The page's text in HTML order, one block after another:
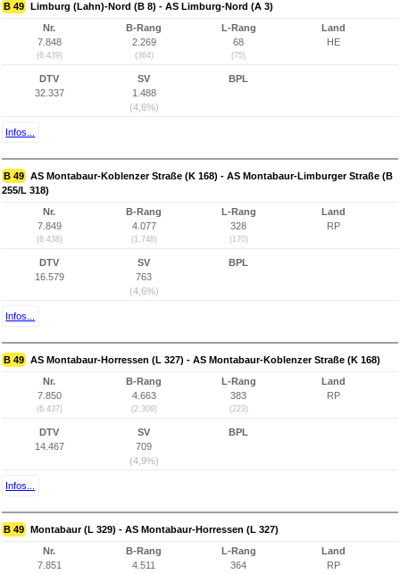
B 49 Limburg (Lahn)-Nord (B 8) - AS Limburg-Nord (A 3)
Nr.
7.848
(6.439)
B-Rang
2.269
(364)
L-Rang
68
(75)
Land
HE
DTV
32.337
SV
1.488
(4,6%)
BPL
Infos...
B 49 AS Montabaur-Koblenzer Straße (K 168) - AS Montabaur-Limburger Straße (B
255/L 318)
Nr.
7.849
(6.438)
B-Rang
4.077
(1.748)
L-Rang
328
(170)
Land
RP
DTV
16.579
SV
763
(4,6%)
BPL
Infos...
B 49 AS Montabaur-Horressen (L 327) - AS Montabaur-Koblenzer Straße (K 168)
Nr.
7.850
(6.437)
B-Rang
4.663
(2.309)
L-Rang
383
(223)
Land
RP
DTV
14.467
SV
709
(4,9%)
BPL
Infos...
B 49 Montabaur (L 329) - AS Montabaur-Horressen (L 327)
Nr.
7.851
B-Rang
4.511
L-Rang
364
Land
RP